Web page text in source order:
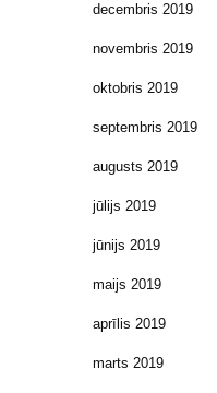
decembris 2019
novembris 2019
oktobris 2019
septembris 2019
augusts 2019
jūlijs 2019
jūnijs 2019
maijs 2019
aprīlis 2019
marts 2019